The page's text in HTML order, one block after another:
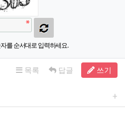
를 순서대로 입력하세요.
목록 답글 쓰기